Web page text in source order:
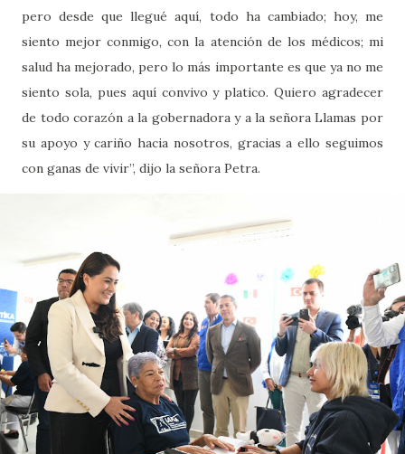
pero desde que llegué aquí, todo ha cambiado; hoy, me
siento mejor conmigo, con la atención de los médicos; mi
salud ha mejorado, pero lo más importante es que ya no me
siento sola, pues aquí convivo y platico. Quiero agradecer
de todo corazón a la gobernadora y a la señora Llamas por
su apoyo y cariño hacia nosotros, gracias a ello seguimos
con ganas de vivir”, dijo la señora Petra.